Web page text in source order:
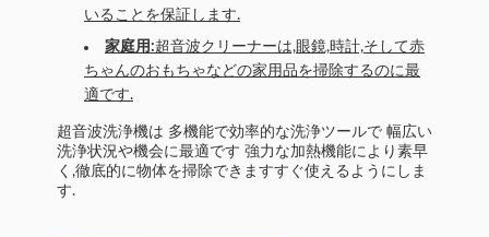
いることを保証します.
家庭用:超音波クリーナーは,眼鏡,時計,そして赤
ちゃんのおもちゃなどの家用品を掃除するのに最
適です.
超音波洗浄機は 多機能で効率的な洗浄ツールで 幅広い
洗浄状況や機会に最適です 強力な加熱機能により素早
く,徹底的に物体を掃除できますすぐ使えるようにしま
す.